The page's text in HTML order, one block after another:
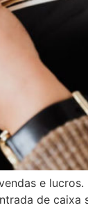
e
de caixa